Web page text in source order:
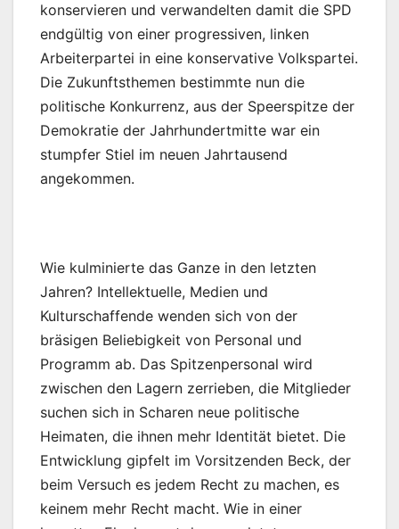
konservieren und verwandelten damit die SPD
endgültig von einer progressiven, linken
Arbeiterpartei in eine konservative Volkspartei.
Die Zukunftsthemen bestimmte nun die
politische Konkurrenz, aus der Speerspitze der
Demokratie der Jahrhundertmitte war ein
stumpfer Stiel im neuen Jahrtausend
angekommen.
Wie kulminierte das Ganze in den letzten
Jahren? Intellektuelle, Medien und
Kulturschaffende wenden sich von der
bräsigen Beliebigkeit von Personal und
Programm ab. Das Spitzenpersonal wird
zwischen den Lagern zerrieben, die Mitglieder
suchen sich in Scharen neue politische
Heimaten, die ihnen mehr Identität bietet. Die
Entwicklung gipfelt im Vorsitzenden Beck, der
beim Versuch es jedem Recht zu machen, es
keinem mehr Recht macht. Wie in einer